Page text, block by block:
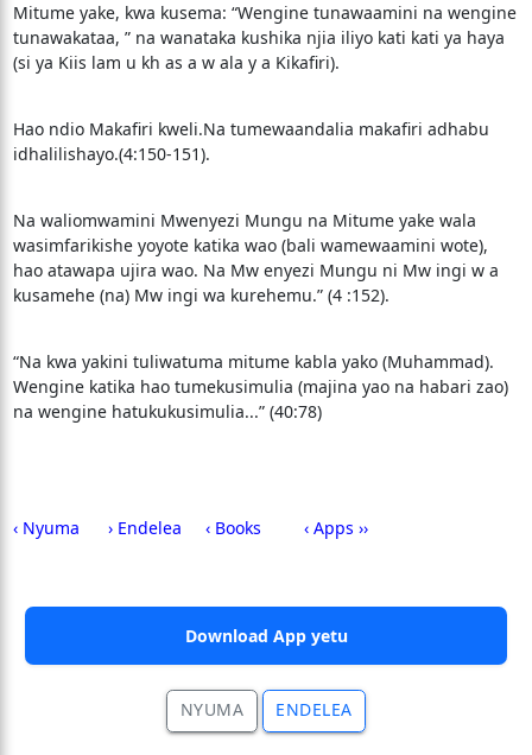
Mitume yake, kwa kusema: “Wengine tunawaamini na wengine
tunawakataa, ” na wanataka kushika njia iliyo kati kati ya haya
(si ya Kiis lam u kh as a w ala y a Kikafiri).
Hao ndio Makafiri kweli.Na tumewaandalia makafiri adhabu
idhalilishayo.(4:150-151).
Na waliomwamini Mwenyezi Mungu na Mitume yake wala
wasimfarikishe yoyote katika wao (bali wamewaamini wote),
hao atawapa ujira wao. Na Mw enyezi Mungu ni Mw ingi w a
kusamehe (na) Mw ingi wa kurehemu.” (4 :152).
“Na kwa yakini tuliwatuma mitume kabla yako (Muhammad).
Wengine katika hao tumekusimulia (majina yao na habari zao)
na wengine hatukukusimulia...” (40:78)
‹ Nyuma › Endelea ‹ Books ‹ Apps ››
Download App yetu
NYUMA ENDELEA